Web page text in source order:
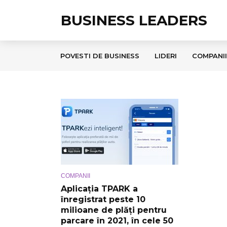
BUSINESS LEADERS
POVESTI DE BUSINESS LIDERI COMPANII
COMPANII
Aplicația TPARK a
înregistrat peste 10
milioane de plăți pentru
parcare în 2021, în cele 50